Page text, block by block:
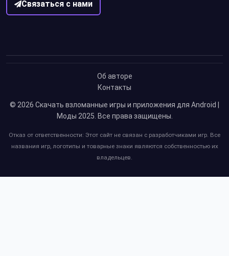
Связаться с нами
Об авторе
Контакты
© 2026 Скачать взломанные игры и приложения для Android |
Моды 2025. Все права защищены.
Отказ от ответственности: Этот сайт не связан с разработчиками игр. Все
названия игр, логотипы и товарные знаки являются собственностью их
владельцев.